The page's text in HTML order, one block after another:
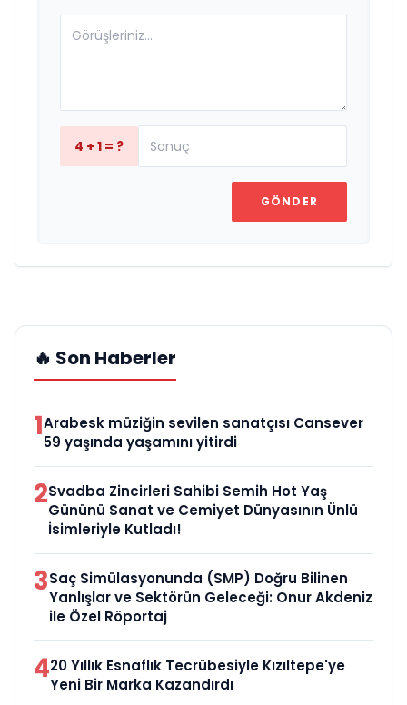
4 + 1 = ?
GÖNDER
🔥 Son Haberler
1Arabesk müziğin sevilen sanatçısı Cansever
59 yaşında yaşamını yitirdi
2Svadba Zincirleri Sahibi Semih Hot Yaş
Gününü Sanat ve Cemiyet Dünyasının Ünlü
İsimleriyle Kutladı!
3Saç Simülasyonunda (SMP) Doğru Bilinen
Yanlışlar ve Sektörün Geleceği: Onur Akdeniz
ile Özel Röportaj
420 Yıllık Esnaflık Tecrübesiyle Kızıltepe'ye
Yeni Bir Marka Kazandırdı